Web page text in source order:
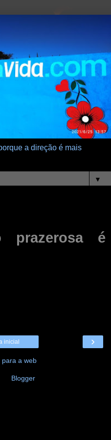
a direção é mais
▼
prazerosa é
›
inicial
para a web
Blogger.